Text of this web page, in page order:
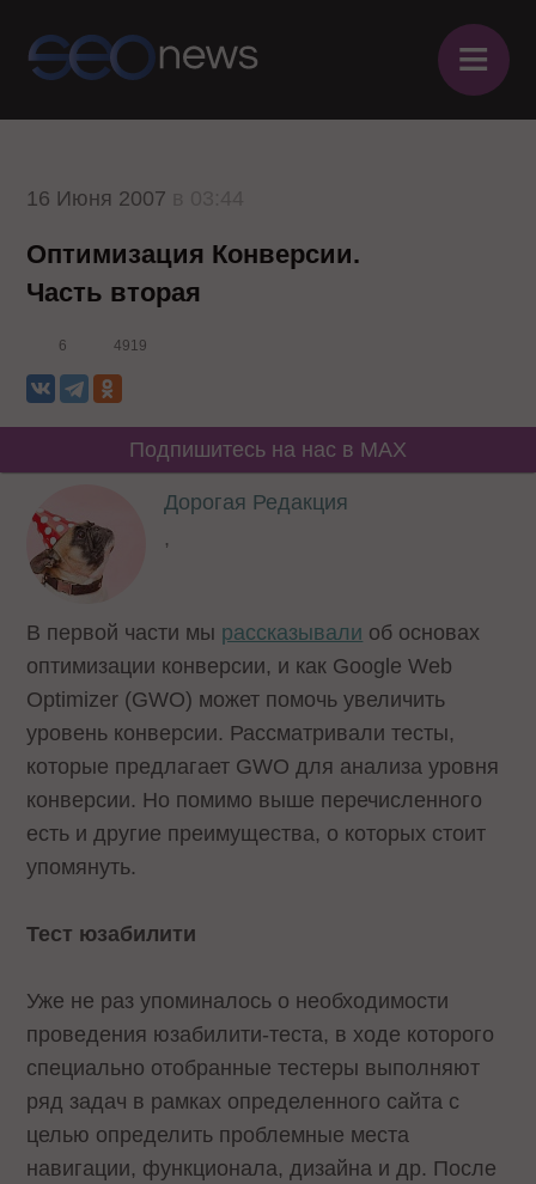
≡
16 Июня 2007
Оптимизация Конверсии.
Часть вторая
6 4919
Подпишитесь на нас в MAX
Дорогая Редакция
,
В первой части мы рассказывали об основах
оптимизации конверсии, и как Google Web
Optimizer (GWO) может помочь увеличить
уровень конверсии. Рассматривали тесты,
которые предлагает GWO для анализа уровня
конверсии. Но помимо выше перечисленного
есть и другие преимущества, о которых стоит
упомянуть.
Тест юзабилити
Уже не раз упоминалось о необходимости
проведения юзабилити-теста, в ходе которого
специально отобранные тестеры выполняют
ряд задач в рамках определенного сайта с
целью определить проблемные места
навигации, функционала, дизайна и др. После